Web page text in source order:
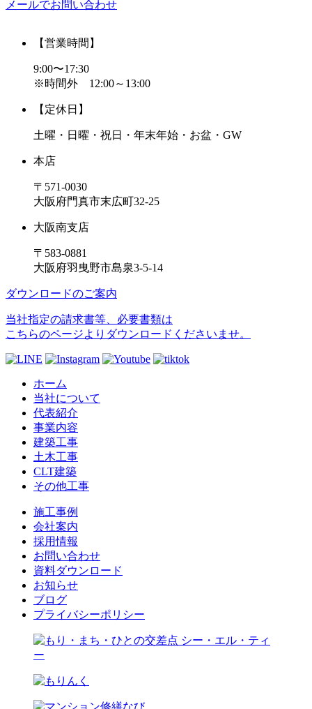
メールでお問い合わせ
【営業時間】
9:00〜17:30
※時間外 12:00～13:00
【定休日】
土曜・日曜・祝日・年末年始・お盆・GW
本店
〒571-0030
大阪府門真市末広町32-25
大阪南支店
〒583-0881
大阪府羽曳野市島泉3-5-14
ダウンロードのご案内
当社指定の請求書等、必要書類は
こちらのページよりダウンロードくださいませ。
ホーム
当社について
代表紹介
事業内容
建築工事
土木工事
CLT建築
その他工事
施工事例
会社案内
採用情報
お問い合わせ
資料ダウンロード
お知らせ
ブログ
プライバシーポリシー